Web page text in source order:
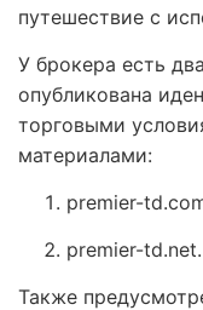
путешествие с
У брокера есть
опубликована
торговыми
материалами:
premier-
premier-td.net.
Также